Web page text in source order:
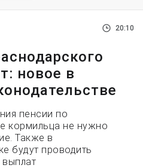
20:10
новое в
пенсии по
кормильца не нужно
Также в
будут проводить